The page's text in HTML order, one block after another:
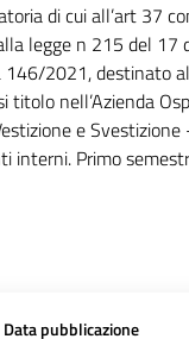
di cui all’art 37
legge n 215 del 17
146/2021, destinato
titolo nell’Azienda
e
interni. Primo
Data pubblicazione